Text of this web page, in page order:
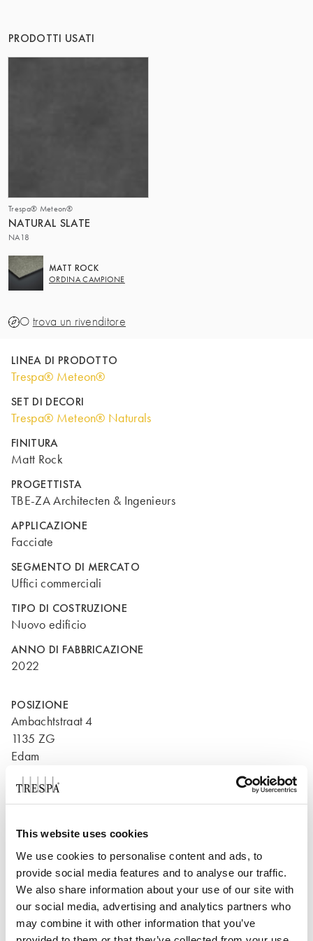
This website uses cookies
We use cookies to personalise content and ads, to
provide social media features and to analyse our traffic.
We also share information about your use of our site with
our social media, advertising and analytics partners who
may combine it with other information that you’ve
PRODOTTI USATI
Trespa® Meteon®
NATURAL SLATE
NA18
MATT ROCK
ORDINA CAMPIONE
O trova un rivenditore
LINEA DI PRODOTTO
Trespa® Meteon®
SET DI DECORI
Trespa® Meteon® Naturals
FINITURA
Matt Rock
PROGETTISTA
TBE-ZA Architecten & Ingenieurs
APPLICAZIONE
Facciate
SEGMENTO DI MERCATO
Uffici commerciali
TIPO DI COSTRUZIONE
Nuovo edificio
ANNO DI FABBRICAZIONE
2022
POSIZIONE
Ambachtstraat 4
1135 ZG
Edam
Paesi Bassi